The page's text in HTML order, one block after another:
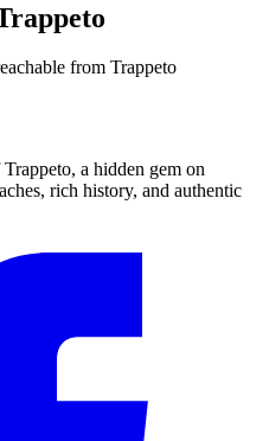
from Trappeto
a hidden gem on
rich history, and authentic